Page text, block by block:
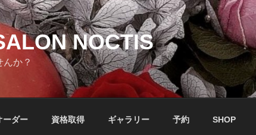
NOCTIS
か？
ーダー 資格取得 ギャラリー 予約 SHOP